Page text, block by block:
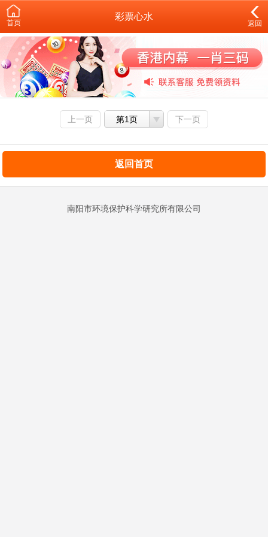
首页
彩票心水
返回
上一页 第1页 下一页
返回首页
南阳市环境保护科学研究所有限公司